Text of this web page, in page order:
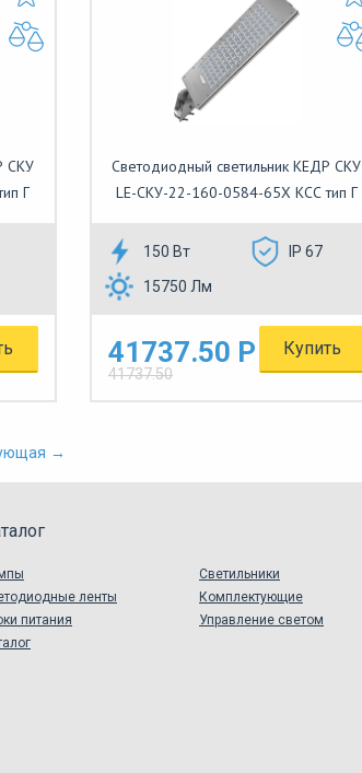
СКУ
Г
Светодиодный светильник КЕДР СКУ
LE-СКУ-22-160-0584-65Х КСС тип Г
150 Вт
IP 67
15750 Лм
41737.50 Р
41737.50
Купить
→
Светильники
ленты
Комплектующие
питания
Управление светом